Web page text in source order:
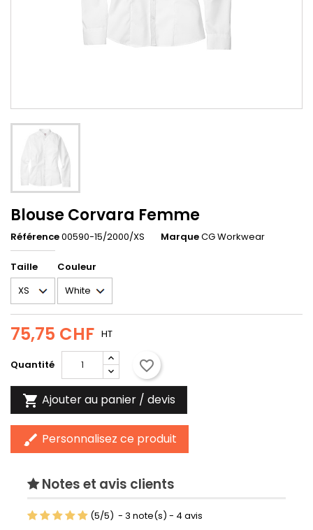
Blouse Corvara Femme
Référence00590-15/2000/XS MarqueCG Workwear
Taille Couleur
75,75 CHF HT
Quantité favorite_border
 Ajouter au panier / devis
brush Personnalisez ce produit
Notes et avis clients
(5/5) - 3 note(s) - 4 avis